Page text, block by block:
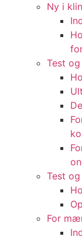
Ny i
Test
Test
For